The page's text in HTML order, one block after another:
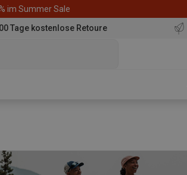
im Summer Sale
Tage kostenlose Retoure